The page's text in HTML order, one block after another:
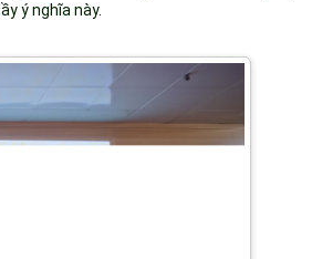
ý nghĩa này.